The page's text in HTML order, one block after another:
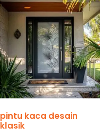
pintu kaca desain
klasik